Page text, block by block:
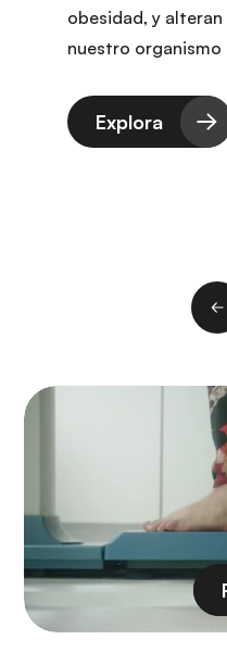
obesidad, y
nuestro organismo
Explora